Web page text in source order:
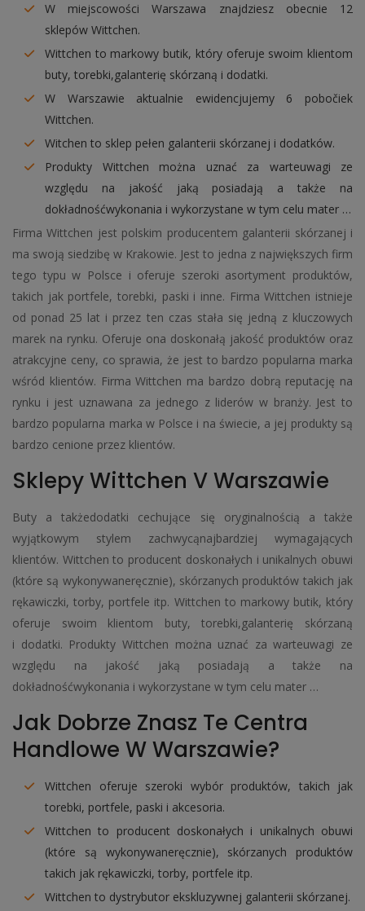
W miejscowości Warszawa znajdziesz obecnie 12
sklepów Wittchen.
Wittchen to markowy butik, który oferuje swoim klientom
buty, torebki,galanterię skórzaną i dodatki.
W Warszawie aktualnie ewidencjujemy 6 pobočiek
Wittchen.
Witchen to sklep pełen galanterii skórzanej i dodatków.
Produkty Wittchen można uznać za warteuwagi ze
względu na jakość jaką posiadają a także na
dokładnośćwykonania i wykorzystane w tym celu mater …
Firma Wittchen jest polskim producentem galanterii skórzanej i
ma swoją siedzibę w Krakowie. Jest to jedna z największych firm
tego typu w Polsce i oferuje szeroki asortyment produktów,
takich jak portfele, torebki, paski i inne. Firma Wittchen istnieje
od ponad 25 lat i przez ten czas stała się jedną z kluczowych
marek na rynku. Oferuje ona doskonałą jakość produktów oraz
atrakcyjne ceny, co sprawia, że ​​jest to bardzo popularna marka
wśród klientów. Firma Wittchen ma bardzo dobrą reputację na
rynku i jest uznawana za jednego z liderów w branży. Jest to
bardzo popularna marka w Polsce i na świecie, a jej produkty są
bardzo cenione przez klientów.
Sklepy Wittchen V Warszawie
Buty a takżedodatki cechujące się oryginalnością a także
wyjątkowym stylem zachwycąnajbardziej wymagających
klientów. Wittchen to producent doskonałych i unikalnych obuwi
(które są wykonywaneręcznie), skórzanych produktów takich jak
rękawiczki, torby, portfele itp. Wittchen to markowy butik, który
oferuje swoim klientom buty, torebki,galanterię skórzaną
i dodatki. Produkty Wittchen można uznać za warteuwagi ze
względu na jakość jaką posiadają a także na
dokładnośćwykonania i wykorzystane w tym celu mater …
Jak Dobrze Znasz Te Centra
Handlowe W Warszawie?
Wittchen oferuje szeroki wybór produktów, takich jak
torebki, portfele, paski i akcesoria.
Wittchen to producent doskonałych i unikalnych obuwi
(które są wykonywaneręcznie), skórzanych produktów
takich jak rękawiczki, torby, portfele itp.
Wittchen to dystrybutor ekskluzywnej galanterii skórzanej.